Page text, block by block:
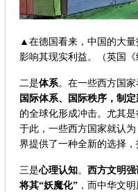
▲在德国看来，中国的大量
影响其现实利益。（英国《
二是体系。在一些西方国家
国际体系、国际秩序，制定
的全球化形成冲击。尤其
于此，一些西方国家就认
界提供了一种全新的选择，
三是心理认知。 西方文明
将其“妖魔化” ，而中华文